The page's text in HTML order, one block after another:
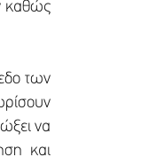
καθώς
των
να
και